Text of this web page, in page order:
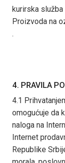
kurirska
Proizvoda na
.
4. PRAVILA
4.1
omogućuje da
naloga na
Internet
Republike